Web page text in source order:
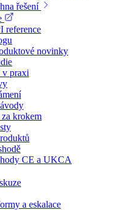
řešení
reference
novinky
v praxi
krokem
CE a UKCA
a eskalace